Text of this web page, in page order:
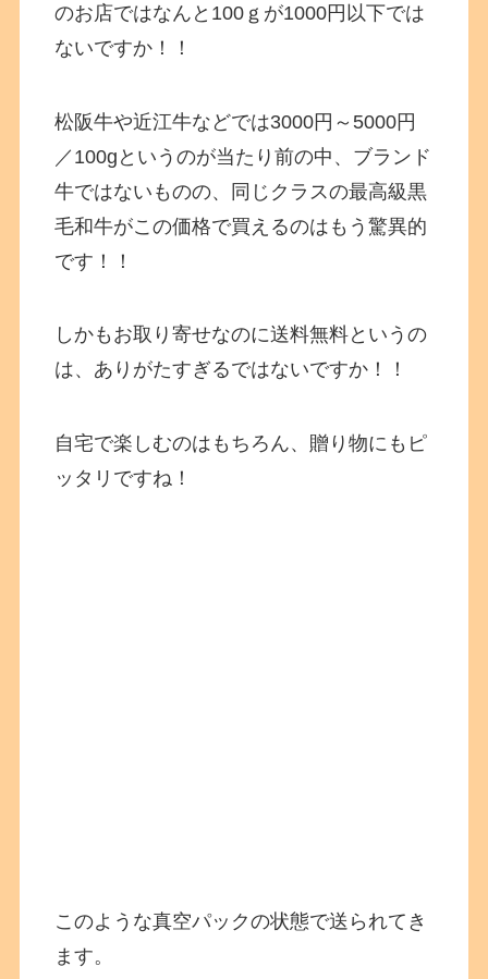
のお店ではなんと100ｇが1000円以下では
ないですか！！
松阪牛や近江牛などでは3000円～5000円
／100gというのが当たり前の中、ブランド
牛ではないものの、同じクラスの最高級黒
毛和牛がこの価格で買えるのはもう驚異的
です！！
しかもお取り寄せなのに送料無料というの
は、ありがたすぎるではないですか！！
自宅で楽しむのはもちろん、贈り物にもピ
ッタリですね！
このような真空パックの状態で送られてき
ます。